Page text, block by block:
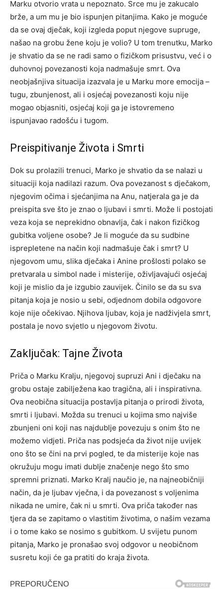
Marku otvorio vrata u nepoznato. Srce mu je zakucalo
brže, a um mu je bio ispunjen pitanjima. Kako je moguće
da se ovaj dječak, koji izgleda poput njegove supruge,
našao na grobu žene koju je volio? U tom trenutku, Marko
je shvatio da se ne radi samo o fizičkom prisustvu, već i o
duhovnoj povezanosti koja nadmašuje smrt. Ova
neobjašnjiva situacija izazvala je u Marku more emocija –
tugu, zbunjenost, ali i osjećaj povezanosti koju nije
mogao objasniti, osjećaj koji ga je istovremeno
ispunjavao radošću i tugom.
Preispitivanje Života i Smrti
Dok su prolazili trenuci, Marko je shvatio da se nalazi u
situaciji koja nadilazi razum. Ova povezanost s dječakom,
njegovim očima i sjećanjima na Anu, natjerala ga je da
preispita sve što je znao o ljubavi i smrti. Može li postojati
veza koja se neprekidno obnavlja, čak i nakon fizičkog
gubitka voljene osobe? Je li moguće da su sudbine
isprepletene na način koji nadmašuje čak i smrt? U
njegovom umu, slika dječaka i Anine prošlosti polako se
pretvarala u simbol nade i misterije, oživljavajući osjećaj
koji je mislio da je izgubio zauvijek. Činilo se da su sva
pitanja koja je nosio u sebi, odjednom dobila odgovore
koje nije očekivao. Njihova ljubav, koja je nadživjela smrt,
postala je novo svjetlo u njegovom životu.
Zaključak: Tajne Života
Priča o Marku Kralju, njegovoj supruzi Ani i dječaku na
grobu ostaje zabilježena kao tragična, ali i inspirativna.
Ova neobična situacija postavlja pitanja o prirodi života,
smrti i ljubavi. Možda su trenuci u kojima smo najviše
zbunjeni oni koji nas najdublje povezuju s onim što ne
možemo vidjeti. Priča nas podsjeća da život nije uvijek
ono što se čini na prvi pogled, te da misterije koje nas
okružuju mogu imati dublje značenje nego što smo
spremni priznati. Marko Kralj naučio je, na najneobičniji
način, da je ljubav vječna, i da povezanost s voljenima
nikada ne umire, čak ni u smrti. Ova priča također nas
tjera da se zapitamo o vlastitim životima, o našim vezama
i o tome kako se nosimo s gubitkom. U svijetu punom
pitanja, Marko je pronašao svoj odgovor u neobičnom
susretu koji će ga pratiti do kraja života.